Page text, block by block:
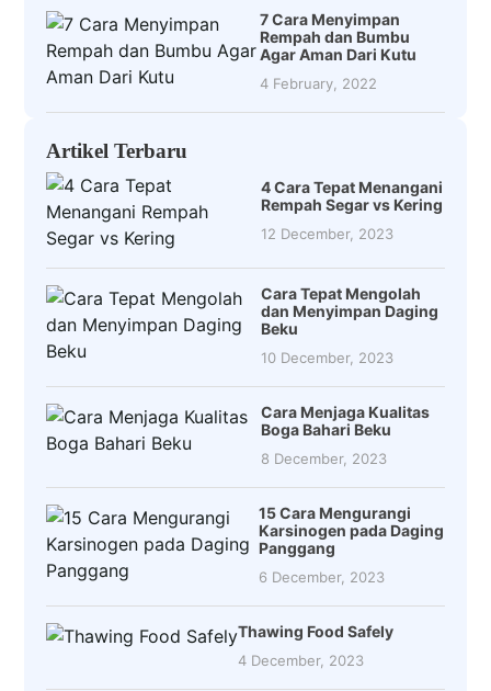
7 Cara Menyimpan
Rempah dan Bumbu
Agar Aman Dari Kutu
4 February, 2022
Artikel Terbaru
4 Cara Tepat Menangani
Rempah Segar vs Kering
12 December, 2023
Cara Tepat Mengolah
dan Menyimpan Daging
Beku
10 December, 2023
Cara Menjaga Kualitas
Boga Bahari Beku
8 December, 2023
15 Cara Mengurangi
Karsinogen pada Daging
Panggang
6 December, 2023
Thawing Food Safely
4 December, 2023